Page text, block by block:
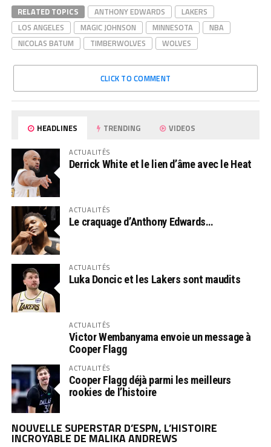
RELATED TOPICS ANTHONY EDWARDS
LAKERS
LOS ANGELES
MAGIC JOHNSON MINNESOTA
NBA
NICOLAS BATUM
TIMBERWOLVES WOLVES
CLICK TO COMMENT
HEADLINES TRENDING VIDEOS
ACTUALITÉS
Derrick White et le lien d’âme avec le Heat
ACTUALITÉS
Le craquage d’Anthony Edwards…
ACTUALITÉS
Luka Doncic et les Lakers sont maudits
ACTUALITÉS
Victor Wembanyama envoie un message à
Cooper Flagg
ACTUALITÉS
Cooper Flagg déjà parmi les meilleurs
rookies de l’histoire
NOUVELLE SUPERSTAR D’ESPN, L’HISTOIRE
INCROYABLE DE MALIKA ANDREWS